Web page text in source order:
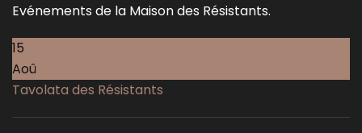
Evénements de la Maison des Résistants.
15
Aoû
Tavolata des Résistants